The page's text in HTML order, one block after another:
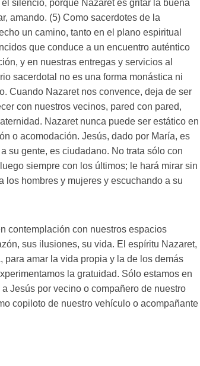
silencio, porque Nazaret es gritar la buena
amando. (5) Como sacerdotes de la
un camino, tanto en el plano espiritual
que conduce a un encuentro auténtico
y en nuestras entregas y servicios al
sacerdotal no es una forma monástica ni
Cuando Nazaret nos convence, deja de ser
con nuestros vecinos, pared con pared,
Nazaret nunca puede ser estático en
o acomodación. Jesús, dado por María, es
su gente, es ciudadano. No trata sólo con
siempre con los últimos; le hará mirar sin
los hombres y mujeres y escuchando a su
contemplación con nuestros espacios
sus ilusiones, su vida. El espíritu Nazaret,
amar la vida propia y la de los demás
la gratuidad. Sólo estamos en
Jesús por vecino o compañero de nuestro
copiloto de nuestro vehículo o acompañante